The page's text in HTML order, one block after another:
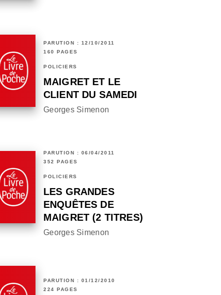
PARUTION : 12/10/2011
160 PAGES
POLICIERS
MAIGRET ET LE
CLIENT DU SAMEDI
Georges Simenon
PARUTION : 06/04/2011
352 PAGES
POLICIERS
LES GRANDES
ENQUÊTES DE
MAIGRET (2 TITRES)
Georges Simenon
PARUTION : 01/12/2010
224 PAGES